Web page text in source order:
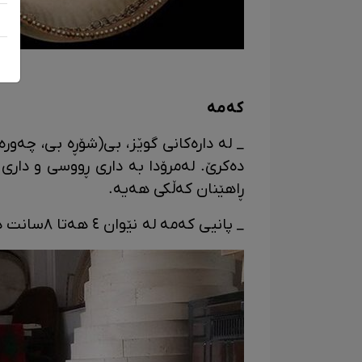
کەمە
_ لە دارەکانی گوێز، بی(شۆڕه بی،
دەکرێ. لەمرۆدا بە داری ڕووسی و
ڕاهێنان کەڵکی هەیه.
_ پانیی کەمە لە نێوان ٤ هەتا ٨سانت دا جیاوازە.